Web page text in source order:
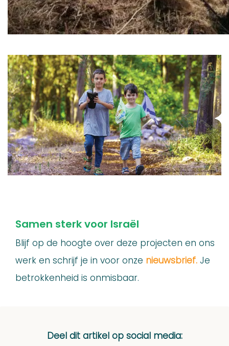
Samen sterk voor Israël
Blijf op de hoogte over deze projecten en ons
werk en schrijf je in voor onze nieuwsbrief. Je
betrokkenheid is onmisbaar.
Deel dit artikel op social media: